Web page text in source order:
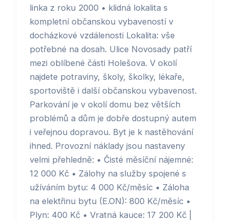
linka z roku 2000 • klidná lokalita s
kompletní občanskou vybaveností v
docházkové vzdálenosti Lokalita: vše
potřebné na dosah. Ulice Novosady patří
mezi oblíbené části Holešova. V okolí
najdete potraviny, školy, školky, lékaře,
sportoviště i další občanskou vybavenost.
Parkování je v okolí domu bez větších
problémů a dům je dobře dostupný autem
i veřejnou dopravou. Byt je k nastěhování
ihned. Provozní náklady jsou nastaveny
velmi přehledně: • Čisté měsíční nájemné:
12 000 Kč • Zálohy na služby spojené s
užíváním bytu: 4 000 Kč/měsíc • Záloha
na elektřinu bytu (E.ON): 800 Kč/měsíc •
Plyn: 400 Kč • Vratná kauce: 17 200 Kč |